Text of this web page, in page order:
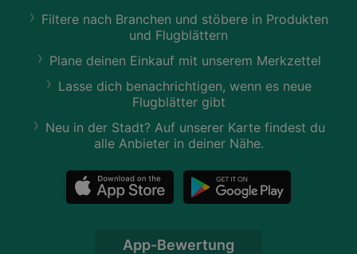
Filtere nach Branchen und stöbere in Produkten
und Flugblättern
Plane deinen Einkauf mit unserem Merkzettel
Lasse dich benachrichtigen, wenn es neue
Flugblätter gibt
Neu in der Stadt? Auf unserer Karte findest du
alle Anbieter in deiner Nähe.
App-Bewertung